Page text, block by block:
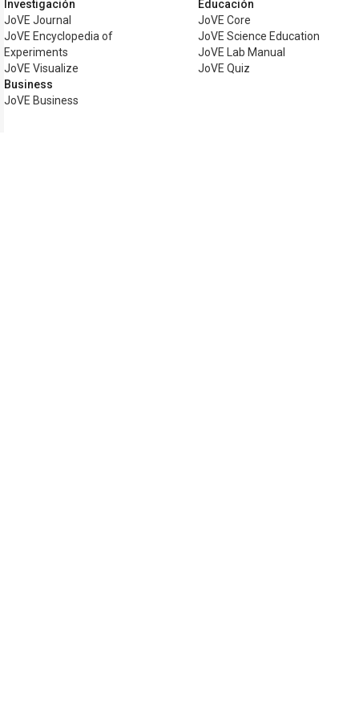
Investigación
JoVE Journal
JoVE Encyclopedia of
Experiments
JoVE Visualize
Business
JoVE Business
Educación
JoVE Core
JoVE Science Education
JoVE Lab Manual
JoVE Quiz